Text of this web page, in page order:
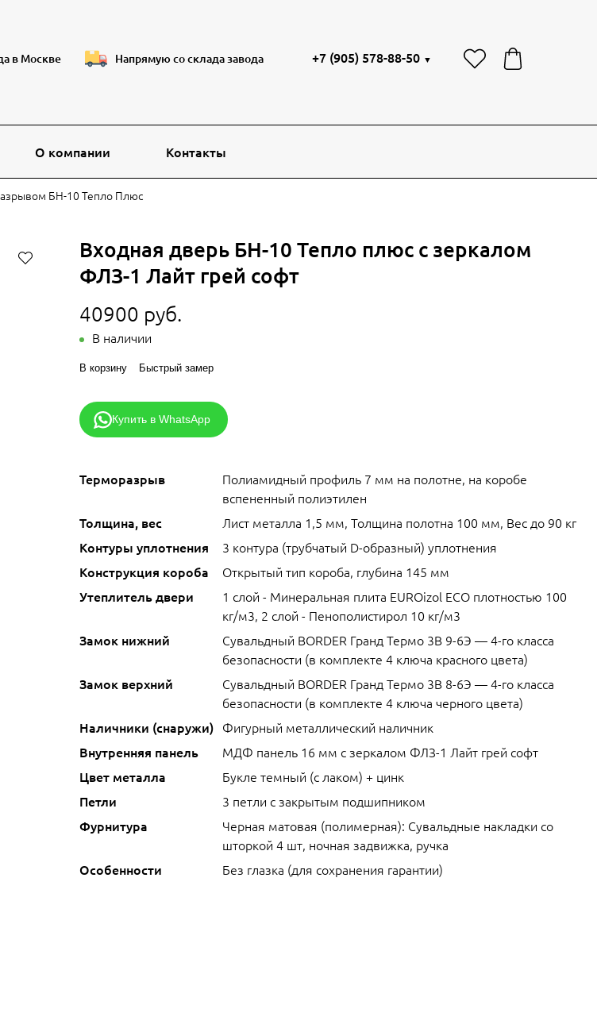
в Москве Напрямую со склада завода +7 (905) 578-88-50 ▼
О компании Контакты
БН-10 Тепло Плюс
Входная дверь БН-10 Тепло плюс с зеркалом
ФЛЗ-1 Лайт грей софт
40900 руб.
В наличии
В корзину Быстрый замер
Купить в WhatsApp
Терморазрыв
Полиамидный профиль 7 мм на полотне, на коробе
вспененный полиэтилен
Толщина, вес
Лист металла 1,5 мм, Толщина полотна 100 мм, Вес до 90 кг
Контуры уплотнения
3 контура (трубчатый D-образный) уплотнения
Конструкция короба
Открытый тип короба, глубина 145 мм
Утеплитель двери
1 слой - Минеральная плита EUROizol ECO плотностью 100
кг/м3, 2 слой - Пенополистирол 10 кг/м3
Замок нижний
Сувальдный BORDER Гранд Термо 3В 9-6Э — 4-го класса
безопасности (в комплекте 4 ключа красного цвета)
Замок верхний
Сувальдный BORDER Гранд Термо 3В 8-6Э — 4-го класса
безопасности (в комплекте 4 ключа черного цвета)
Наличники (снаружи) Фигурный металлический наличник
Внутренняя панель
МДФ панель 16 мм с зеркалом ФЛЗ-1 Лайт грей софт
Цвет металла
Букле темный (с лаком) + цинк
Петли
3 петли с закрытым подшипником
Фурнитура
Черная матовая (полимерная): Сувальдные накладки со
шторкой 4 шт, ночная задвижка, ручка
Особенности
Без глазка (для сохранения гарантии)